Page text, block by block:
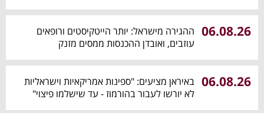
06.08.26 ההגירה מישראל: יותר הייטקיסטים ורופאים
עוזבים, ואובדן ההכנסות ממסים מזנק
06.08.26 באיראן מציעים: "ספינות אמריקאיות וישראליות
לא יורשו לעבור בהורמוז - עד שישלמו פיצוי"